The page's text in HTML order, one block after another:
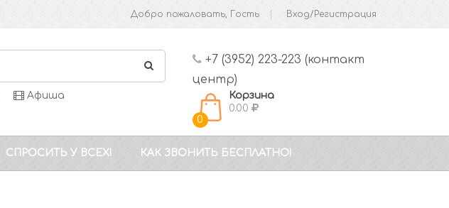
Добро пожаловать, Гость Вход/Регистрация
Афиша
+7 (3952) 223-223 (контакт
центр)
0
Корзина
0.00
СПРОСИТЬ У ВСЕХ! КАК ЗВОНИТЬ БЕСПЛАТНО!